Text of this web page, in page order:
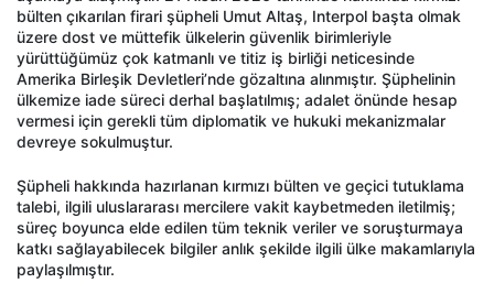
bülten çıkarılan firari şüpheli Umut Altaş, Interpol başta olmak
üzere dost ve müttefik ülkelerin güvenlik birimleriyle
yürüttüğümüz çok katmanlı ve titiz iş birliği neticesinde
Amerika Birleşik Devletleri’nde gözaltına alınmıştır. Şüphelinin
ülkemize iade süreci derhal başlatılmış; adalet önünde hesap
vermesi için gerekli tüm diplomatik ve hukuki mekanizmalar
devreye sokulmuştur.
Şüpheli hakkında hazırlanan kırmızı bülten ve geçici tutuklama
talebi, ilgili uluslararası mercilere vakit kaybetmeden iletilmiş;
süreç boyunca elde edilen tüm teknik veriler ve soruşturmaya
katkı sağlayabilecek bilgiler anlık şekilde ilgili ülke makamlarıyla
paylaşılmıştır.